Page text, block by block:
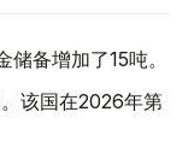
备增加了15吨。
该国在2026年第